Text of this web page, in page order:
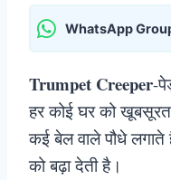
WhatsApp
Trumpet Creeper-
हर कोई घर को
कई बेल वाले पौधे
को बढ़ा देती है।